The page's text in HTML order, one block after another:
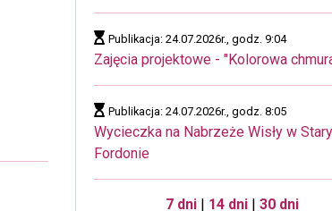
Publikacja: 24.07.2026r., godz. 9:04
Zajęcia projektowe - "Kolorowa
Publikacja: 24.07.2026r., godz. 8:05
Wycieczka na Nabrzeże Wisły w
Fordonie
7 dni| 14 dni| 30 dni